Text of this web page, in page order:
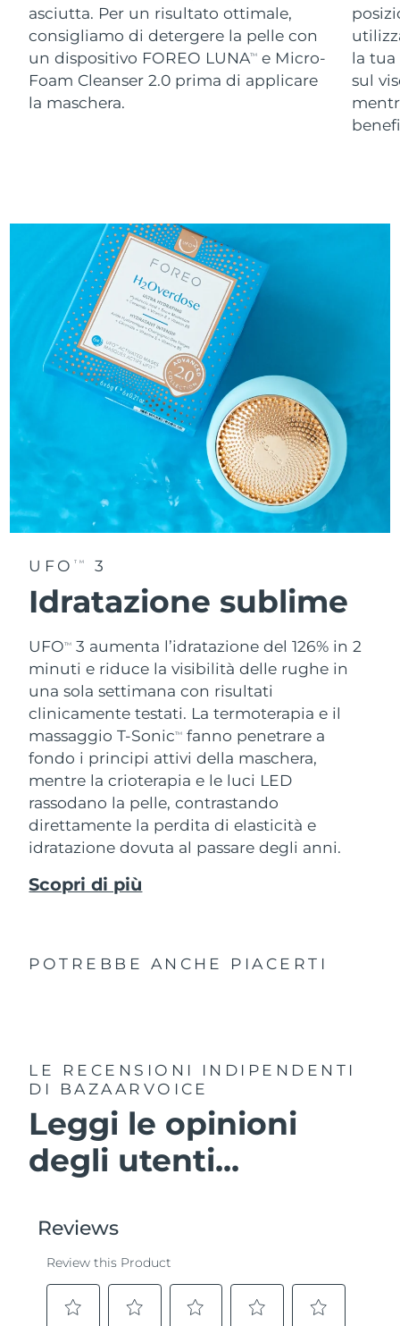
asciutta. Per un risultato ottimale,
consigliamo di detergere la pelle con
un dispositivo FOREO LUNATM
e Micro-
Foam Cleanser 2.0 prima di applicare
la maschera.
la tua
sul
UFO TM 3
Idratazione sublime
UFOTM
3 aumenta l’idratazione del 126% in 2
minuti e riduce la visibilità delle rughe in
una sola settimana con risultati
clinicamente testati. La termoterapia e il
massaggio T-SonicTM
fanno penetrare a
fondo i principi attivi della maschera,
mentre la crioterapia e le luci LED
rassodano la pelle, contrastando
direttamente la perdita di elasticità e
idratazione dovuta al passare degli anni.
Scopri di più
POTREBBE ANCHE PIACERTI
LE RECENSIONI INDIPENDENTI
DI BAZAARVOICE
Leggi le opinioni
degli utenti...